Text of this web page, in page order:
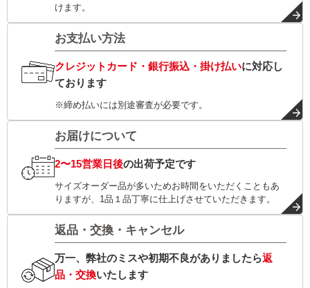
けます。
お支払い方法
クレジットカード・銀行振込・掛け払いに対応し
ております
※締め払いには別途審査が必要です。
お届けについて
2〜15営業日後の出荷予定です
サイズオーダー品が多いためお時間をいただくこともあ
りますが、1品１品丁寧に仕上げさせていただきます。
返品・交換・キャンセル
万一、弊社のミスや初期不良がありましたら返
品・交換いたします